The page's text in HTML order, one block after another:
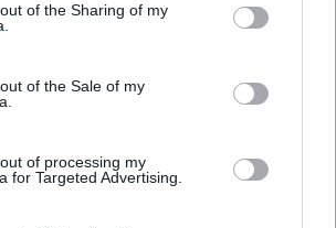
third parties.
website/app uses one or more Google
and store information including but
visit or usage behaviour. You may click to
to Google and its third-party tags to
of the Sharing of my
of the Sale of my
of processing my
for Targeted Advertising.